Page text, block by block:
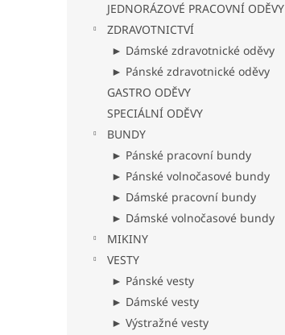
JEDNORÁZOVÉ PRACOVNÍ ODĚVY
ZDRAVOTNICTVÍ
► Dámské zdravotnické oděvy
► Pánské zdravotnické oděvy
GASTRO ODĚVY
SPECIÁLNÍ ODĚVY
BUNDY
► Pánské pracovní bundy
► Pánské volnočasové bundy
► Dámské pracovní bundy
► Dámské volnočasové bundy
MIKINY
VESTY
► Pánské vesty
► Dámské vesty
► Výstražné vesty